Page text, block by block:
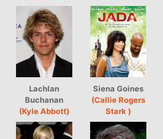
Lachlan
Buchanan
(Kyle Abbott)
Siena Goines
(Callie Rogers
Stark )